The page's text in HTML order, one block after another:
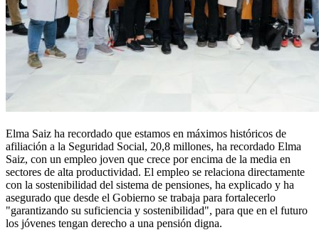
Elma Saiz ha recordado que estamos en máximos históricos de
afiliación a la Seguridad Social, 20,8 millones, ha recordado Elma
Saiz, con un empleo joven que crece por encima de la media en
sectores de alta productividad. El empleo se relaciona directamente
con la sostenibilidad del sistema de pensiones, ha explicado y ha
asegurado que desde el Gobierno se trabaja para fortalecerlo
"garantizando su suficiencia y sostenibilidad", para que en el futuro
los jóvenes tengan derecho a una pensión digna.